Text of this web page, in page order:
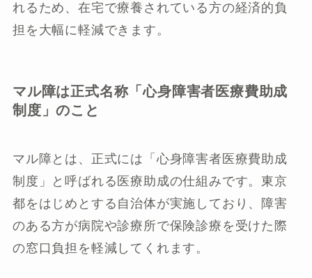
れるため、在宅で療養されている方の経済的負
担を大幅に軽減できます。
マル障は正式名称「心身障害者医療費助成
制度」のこと
マル障とは、正式には「心身障害者医療費助成
制度」と呼ばれる医療助成の仕組みです。東京
都をはじめとする自治体が実施しており、障害
のある方が病院や診療所で保険診療を受けた際
の窓口負担を軽減してくれます。